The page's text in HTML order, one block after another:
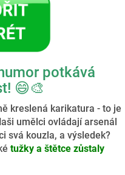
potkává
😄🎨
kreslená karikatura - to je
umělci ovládají arsenál
svá kouzla, a výsledek?
tužky a štětce zůstaly